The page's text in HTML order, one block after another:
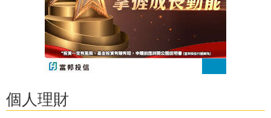
個人理財